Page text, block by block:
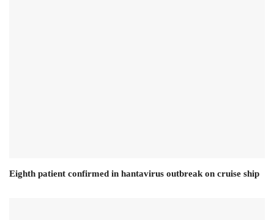
Eighth patient confirmed in hantavirus outbreak on cruise ship